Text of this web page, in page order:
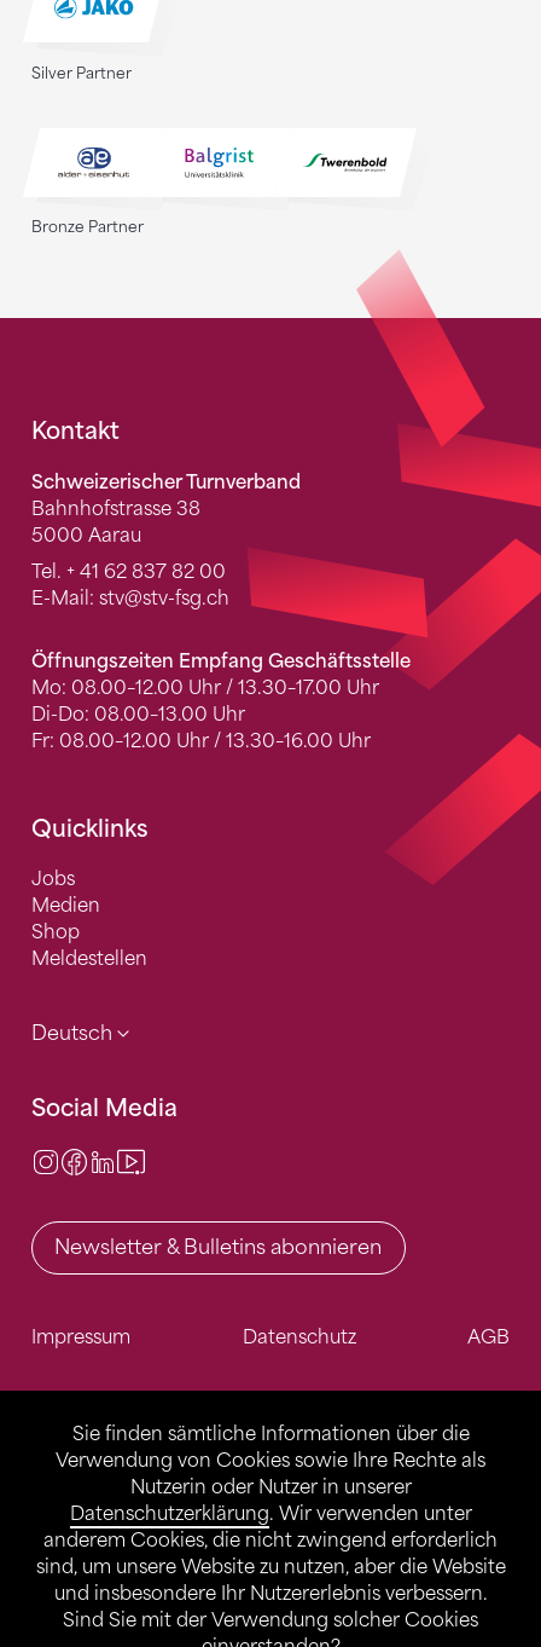
Sie finden sämtliche Informationen über die
Verwendung von Cookies sowie Ihre Rechte als
Nutzerin oder Nutzer in unserer
Datenschutzerklärung. Wir verwenden unter
anderem Cookies, die nicht zwingend erforderlich
sind, um unsere Website zu nutzen, aber die Website
und insbesondere Ihr Nutzererlebnis verbessern.
Sind Sie mit der Verwendung solcher Cookies
Silver Partner
Bronze Partner
Fusszeile
Kontakt
Schweizerischer Turnverband
Bahnhofstrasse 38
5000 Aarau
Tel. + 41 62 837 82 00
E-Mail: stv@stv-fsg.ch
Öffnungszeiten Empfang Geschäftsstelle
Mo: 08.00–12.00 Uhr / 13.30–17.00 Uhr
Di-Do: 08.00–13.00 Uhr
Fr: 08.00–12.00 Uhr / 13.30–16.00 Uhr
Quicklinks
Jobs
Medien
Shop
Meldestellen
Deutsch
Social Media
Instagram
Facebook
LinkedIn
Newsletter & Bulletins abonnieren
Impressum Datenschutz AGB